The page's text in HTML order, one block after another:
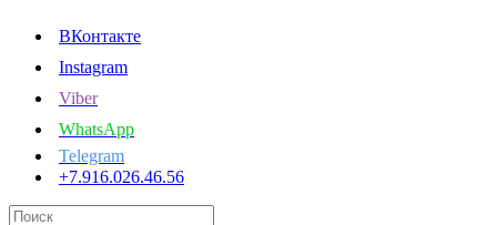
ВКонтакте
Instagram
Viber
WhatsApp
Telegram
+7.916.026.46.56